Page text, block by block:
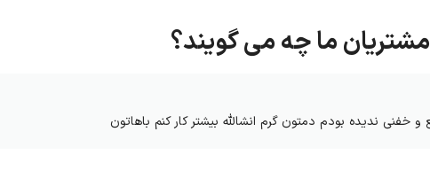
مشتریان ما چه می گویند؟